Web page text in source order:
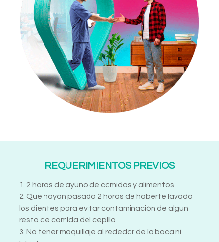
REQUERIMIENTOS PREVIOS
1. 2 horas de ayuno de comidas y alimentos
2. Que hayan pasado 2 horas de haberte lavado
los dientes para evitar contaminación de algun
resto de comida del cepillo
3. No tener maquillaje al rededor de la boca ni